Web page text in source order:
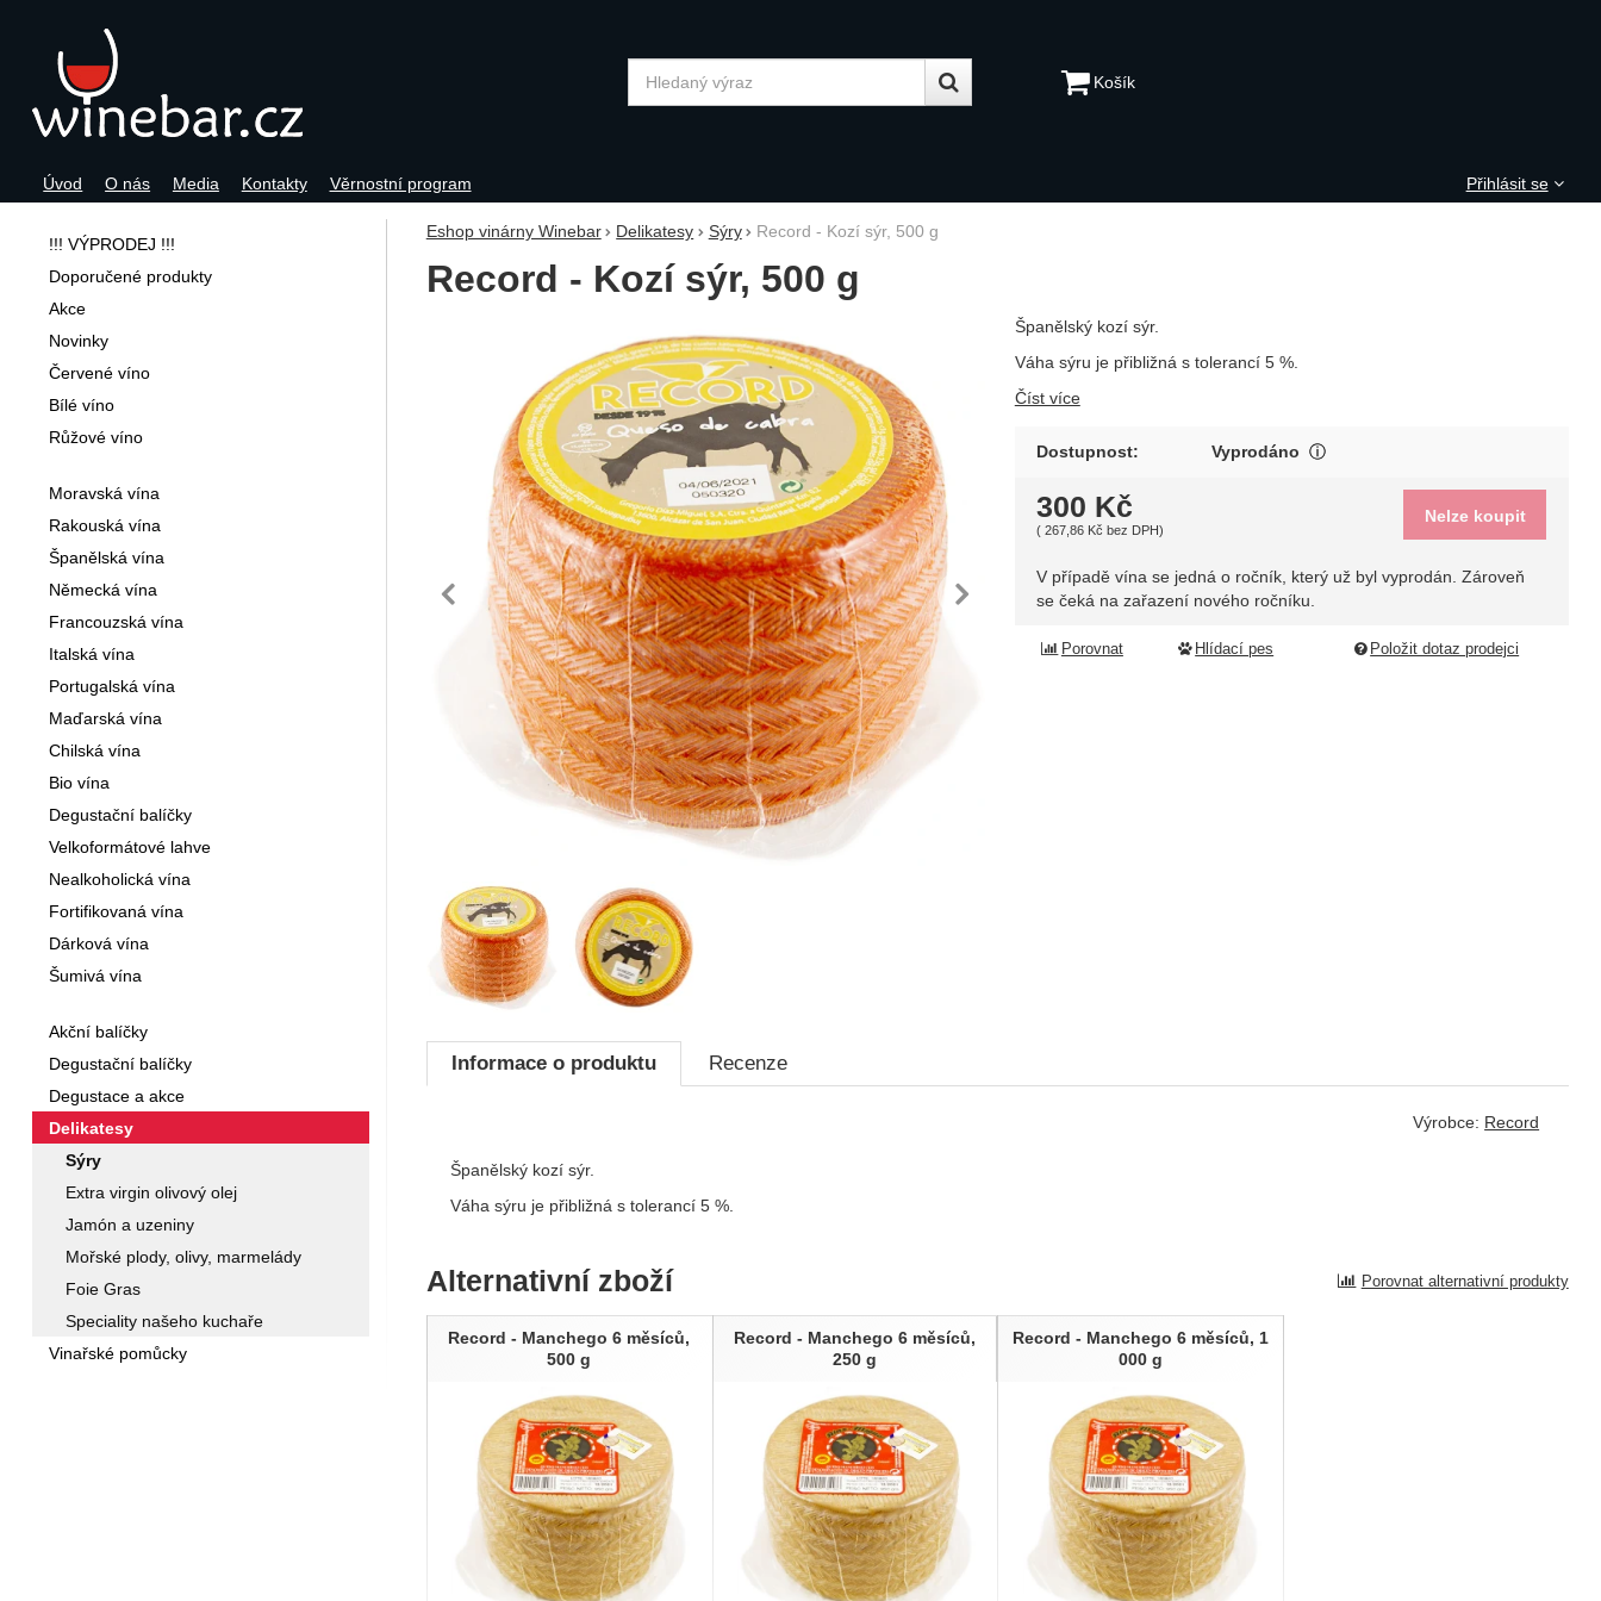
Eshop vinárny Winebar Delikatesy Sýry Record - Kozí sýr, 500 g
Record - Kozí sýr, 500 g
předchozí následující
Fotografie
Španělský kozí sýr.
Váha sýru je přibližná s tolerancí 5 %.
Číst více
Dostupnost: Vyprodáno
300 Kč
( 267,86 Kč bez DPH)
Nelze koupit
V případě vína se jedná o ročník, který už byl vyprodán. Zároveň
se čeká na zařazení nového ročníku.
Porovnat Hlídací pes Položit dotaz prodejci
Informace o produktu Recenze
Výrobce: Record
Španělský kozí sýr.
Váha sýru je přibližná s tolerancí 5 %.
Alternativní zboží Porovnat alternativní produkty
Record - Manchego 6 měsíců,
500 g
Record - Manchego 6 měsíců,
250 g
Record - Manchego 6 měsíců, 1
000 g
!!! VÝPRODEJ !!!
Doporučené produkty
Akce
Novinky
Červené víno
Bílé víno
Růžové víno
Moravská vína
Rakouská vína
Španělská vína
Německá vína
Francouzská vína
Italská vína
Portugalská vína
Maďarská vína
Chilská vína
Bio vína
Degustační balíčky
Velkoformátové lahve
Nealkoholická vína
Fortifikovaná vína
Dárková vína
Šumivá vína
Akční balíčky
Degustační balíčky
Degustace a akce
Delikatesy
Sýry
Extra virgin olivový olej
Jamón a uzeniny
Mořské plody, olivy, marmelády
Foie Gras
Speciality našeho kuchaře
Vinařské pomůcky
Navigace
Úvod O nás Media Kontakty Věrnostní program Přihlásit se
Vyhledávání Košík